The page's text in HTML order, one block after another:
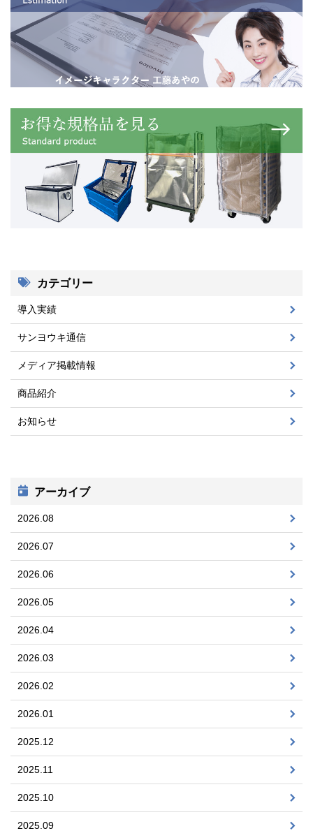
カテゴリー
導入実績
サンヨウキ通信
メディア掲載情報
商品紹介
お知らせ
アーカイブ
2026.08
2026.07
2026.06
2026.05
2026.04
2026.03
2026.02
2026.01
2025.12
2025.11
2025.10
2025.09